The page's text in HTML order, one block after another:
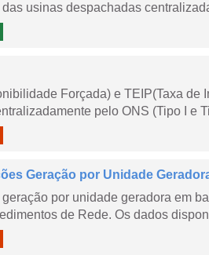
usinas despachadas
Forçada) e TEIP(Taxa de
pelo ONS (Tipo I e
Geração por Unidade
por unidade geradora em
de Rede. Os dados